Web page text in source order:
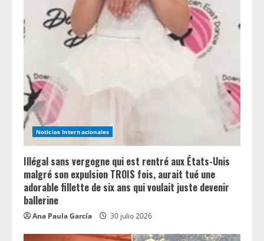
e
d
i
n
g
Noticias Internacionales
Illégal sans vergogne qui est rentré aux États-Unis
malgré son expulsion TROIS fois, aurait tué une
adorable fillette de six ans qui voulait juste devenir
ballerine
Ana Paula García 30 julio 2026